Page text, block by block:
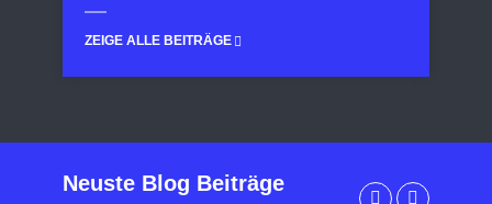
ZEIGE ALLE BEITRÄGE
Neuste Blog Beiträge